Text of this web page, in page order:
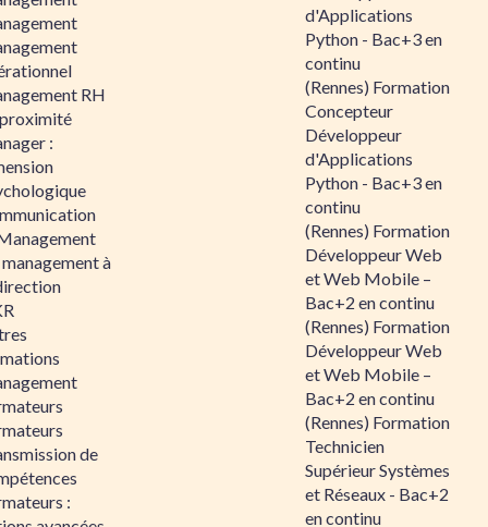
RH
:
à
de
:
d'Applications
Python - Bac+3 en
continu
(Rennes) Formation
Concepteur
Développeur
d'Applications
Python - Bac+3 en
continu
(Rennes) Formation
Développeur Web
et Web Mobile –
Bac+2 en continu
(Rennes) Formation
Développeur Web
et Web Mobile –
Bac+2 en continu
(Rennes) Formation
Technicien
Supérieur Systèmes
et Réseaux - Bac+2
en continu